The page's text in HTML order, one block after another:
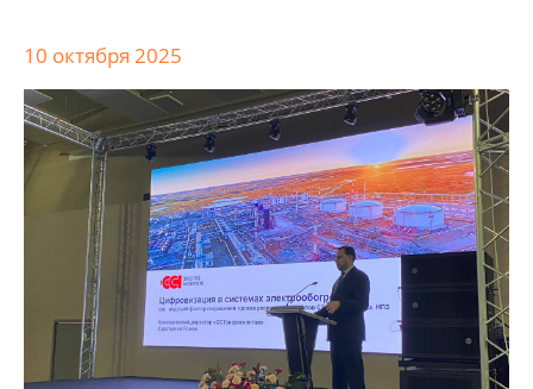
10 октября 2025